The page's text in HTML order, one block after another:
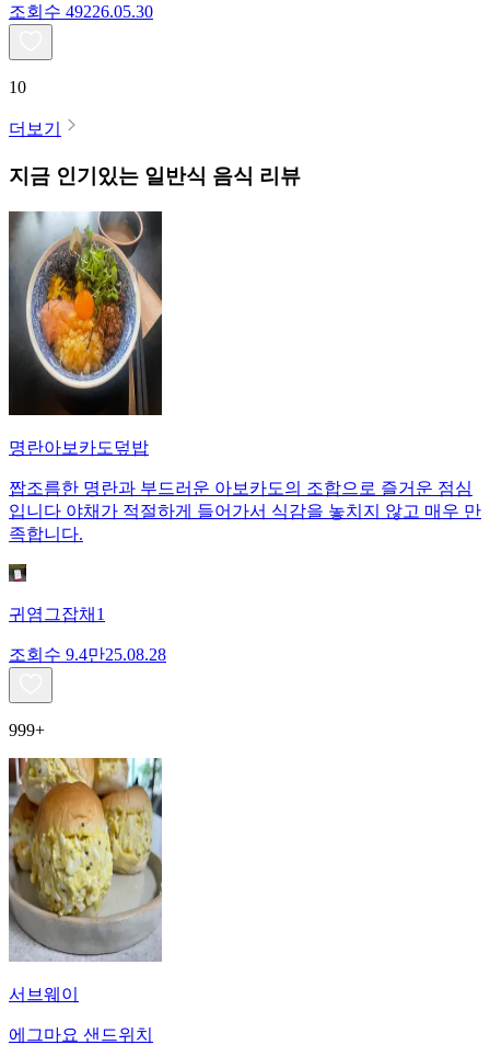
조회수 49226.05.30
10
더보기
지금 인기있는 일반식 음식 리뷰
명란아보카도덮밥
짭조름한 명란과 부드러운 아보카도의 조합으로 즐거운 점심
입니다 야채가 적절하게 들어가서 식감을 놓치지 않고 매우 만
족합니다.
귀염그잡채1
조회수 9.4만25.08.28
999+
서브웨이
에그마요 샌드위치